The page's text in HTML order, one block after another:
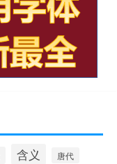
含义 唐代